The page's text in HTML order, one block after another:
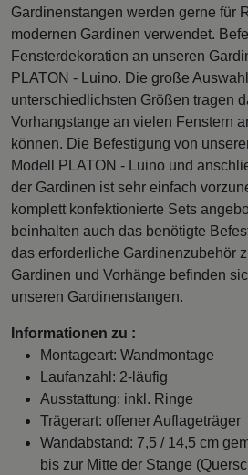
Gardinenstangen werden gerne für
modernen Gardinen verwendet.
Fensterdekoration an unseren
PLATON - Luino. Die große
unterschiedlichsten Größen tragen
Vorhangstange an vielen Fenstern
können. Die Befestigung von
Modell PLATON - Luino und
der Gardinen ist sehr einfach
komplett konfektionierte Sets
beinhalten auch das benötigte
das erforderliche Gardinenzubehör
Gardinen und Vorhänge befinden
unseren Gardinenstangen.
Informationen zu :
Montageart: Wandmontage
Laufanzahl: 2-läufig
Ausstattung: inkl. Ringe
Trägerart: offener Auflageträger
Wandabstand: 7,5 / 14,5 cm
bis zur Mitte der Stange